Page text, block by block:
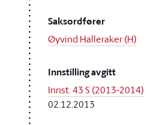
Saksordfører
Øyvind Halleraker (H)
Innstilling avgitt
Innst. 43 S (2013-2014)
02.12.2013